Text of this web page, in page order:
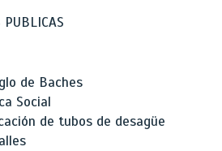
PUBLICAS
de Baches
Social
de tubos de desagüe